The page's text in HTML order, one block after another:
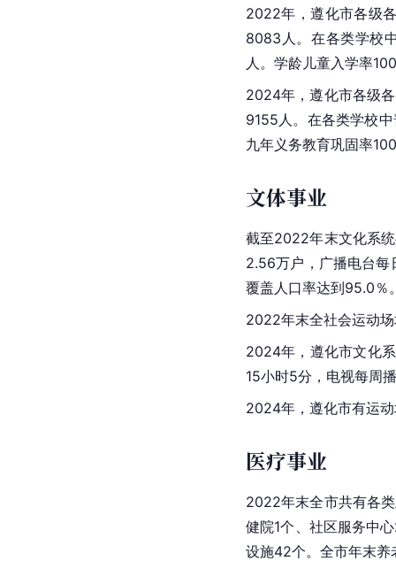
2022年，遵化市各级
8083人。在各类学校
人。学龄儿童入学率
2024年，遵化市各级
9155人。在各类学校
九年义务教育巩固率
文体事业
截至2022年末文化系
2.56万户，广播电台每
覆盖人口率达到95.0％
2022年末全社会运动
2024年，遵化市文化
15小时5分，电视每周
2024年，遵化市有运
医疗事业
2022年末全市共有各
健院1个、社区服务中
设施42个。全市年末